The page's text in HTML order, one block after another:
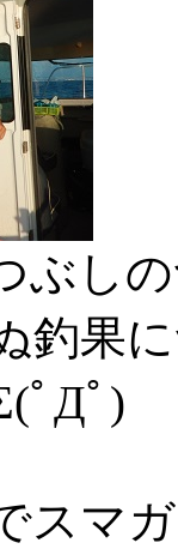
ぶし
釣果
ﾟДﾟ)
スマ